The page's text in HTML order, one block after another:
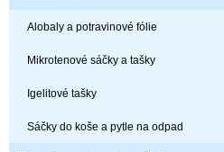
Alobaly a potravinové fólie
Mikrotenové sáčky a tašky
Igelitové tašky
Sáčky do koše a pytle na odpad